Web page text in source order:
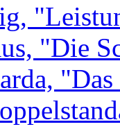
"Die